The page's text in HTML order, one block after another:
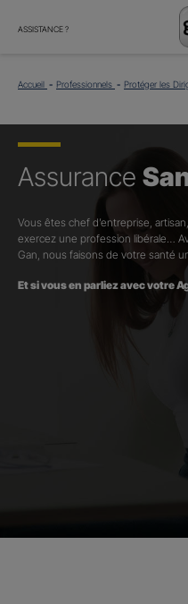
ASSISTANCE ?
Accueil Professionnels Protéger les
Assurance
Vous êtes chef d’entreprise,
exercez une profession libérale…
Gan, nous faisons de votre santé
Et si vous en parliez avec votre